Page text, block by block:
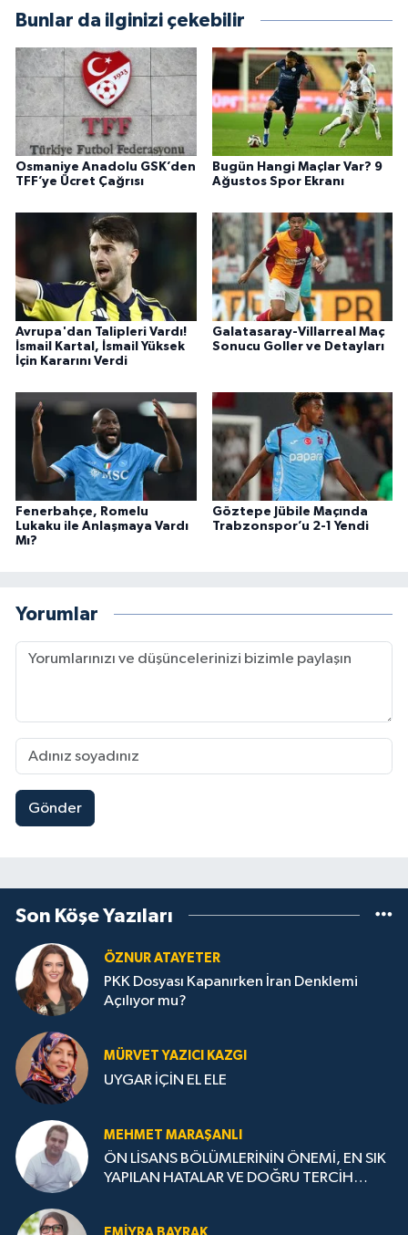
Bunlar da ilginizi çekebilir
Osmaniye Anadolu GSK’den
TFF’ye Ücret Çağrısı
Bugün Hangi Maçlar Var? 9
Ağustos Spor Ekranı
Avrupa'dan Talipleri Vardı!
İsmail Kartal, İsmail Yüksek
İçin Kararını Verdi
Galatasaray-Villarreal Maç
Sonucu Goller ve Detayları
Fenerbahçe, Romelu
Lukaku ile Anlaşmaya Vardı
Mı?
Göztepe Jübile Maçında
Trabzonspor’u 2-1 Yendi
Yorumlar
Gönder
Son Köşe Yazıları
ÖZNUR ATAYETER
PKK Dosyası Kapanırken İran Denklemi
Açılıyor mu?
MÜRVET YAZICI KAZGI
UYGAR İÇİN EL ELE
MEHMET MARAŞANLI
ÖN LİSANS BÖLÜMLERİNİN ÖNEMİ, EN SIK
YAPILAN HATALAR VE DOĞRU TERCİH